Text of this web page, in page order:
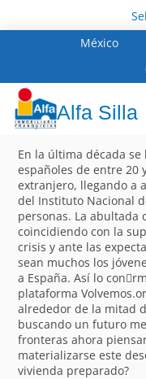
México
Alfa Silla
En la última década
españoles de entre 20
extranjero, llegando a
del Instituto Nacional
personas. La abultada
coincidiendo con la
crisis y ante las
sean muchos los
a España. Así lo
plataforma
alrededor de la mitad
buscando un futuro
fronteras ahora
materializarse este
vivienda preparado?